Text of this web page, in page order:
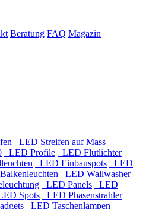
Beratung FAQ Magazin
LED Streifen auf Mass
LED Profile
LED Flutlichter
LED Einbauspots
LED
LED Wallwasher
LED Panels
LED
Spots
LED Phasenstrahler
LED Taschenlampen